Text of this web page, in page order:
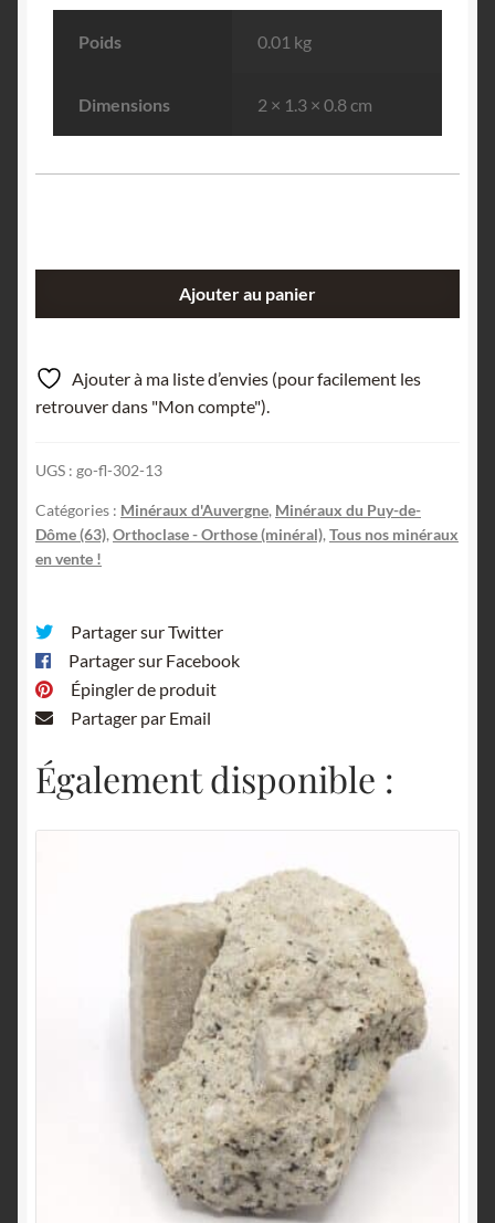
Poids 0.01 kg
Dimensions 2 × 1.3 × 0.8 cm
Puy
de
Dôme,
de-
Dôme,
Auvergne.
Ajouter au panier
Ajouter à ma liste d’envies (pour facilement les
retrouver dans "Mon compte").
UGS : go-fl-302-13
Catégories : Minéraux d'Auvergne, Minéraux du Puy-de-
Dôme (63), Orthoclase - Orthose (minéral), Tous nos minéraux
en vente !
Partager sur Twitter
Partager sur Facebook
Épingler de produit
Partager par Email
Également disponible :